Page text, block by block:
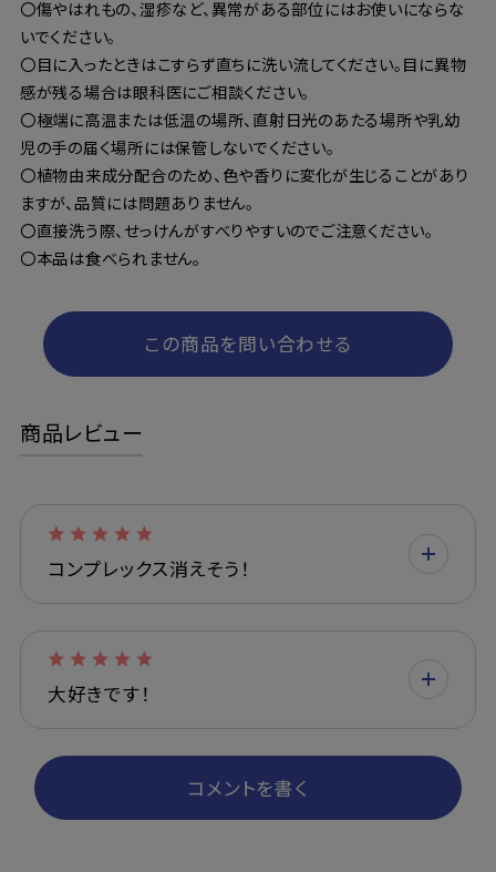
〇傷やはれもの、湿疹など、異常がある部位にはお使いにならな
いでください。
〇目に入ったときはこすらず直ちに洗い流してください。目に異物
感が残る場合は眼科医にご相談ください。
〇極端に高温または低温の場所、直射日光のあたる場所や乳幼
児の手の届く場所には保管しないでください。
〇植物由来成分配合のため、色や香りに変化が生じることがあり
ますが、品質には問題ありません。
〇直接洗う際、せっけんがすべりやすいのでご注意ください。
〇本品は食べられません。
この商品を問い合わせる
商品レビュー
コンプレックス消えそう！
大好きです！
コメントを書く